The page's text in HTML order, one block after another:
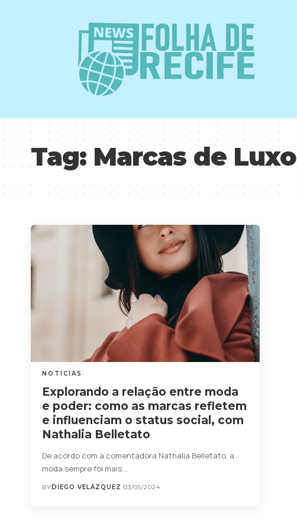
Tag:Marcas de Luxo
NOTICIAS
Explorando a relação entre moda
e poder: como as marcas refletem
e influenciam o status social, com
Nathalia Belletato
De acordo com a comentadora Nathalia Belletato, a
moda sempre foi mais…
BYDIEGO VELÁZQUEZ 03/05/2024